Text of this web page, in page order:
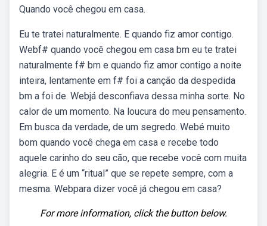
Quando você chegou em casa.
Eu te tratei naturalmente. E quando fiz amor contigo.
Webf# quando você chegou em casa bm eu te tratei
naturalmente f# bm e quando fiz amor contigo a noite
inteira, lentamente em f# foi a canção da despedida
bm a foi de. Webjá desconfiava dessa minha sorte. No
calor de um momento. Na loucura do meu pensamento.
Em busca da verdade, de um segredo. Webé muito
bom quando você chega em casa e recebe todo
aquele carinho do seu cão, que recebe você com muita
alegria. E é um “ritual” que se repete sempre, com a
mesma. Webpara dizer você já chegou em casa?
For more information, click the button below.